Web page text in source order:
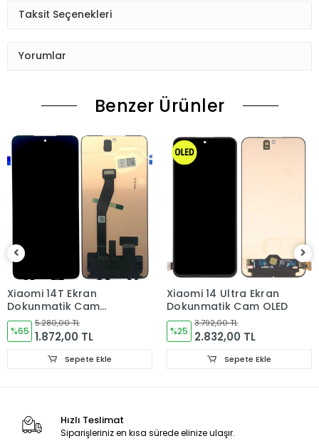
Siparişiniz kontrol ediniz.Telefon adres email gibi yanlışlık
düzenlenmesini isteyiniz.
Sizinle irtibata gecektir.
ekranı dışardan deneyiniz.) halde test ediniz.Sorun cıkarsa
Sorun yoksa Montajına Başlayın Sorumluluk Size aittir.
Montajı yapılmış,yapıştırılmış,kullanılmış ürünlerin iade ve
değişimi yoktur.
Ürün Değişimlerinde KARGO bedeli Bize aittir.Ürün
iadelerinde Kargo Bedelleri Müşteriye yansıtılır.
Ürün Değişimler "Garanti ve iade" Kısmını takip ediniz.
Ekran Türü
Taksit Seçenekleri
Yorumlar
Benzer Ürünler
Xiaomi 14T Ekran
Dokunmatik Cam
ORJINAL
%65
5.280,00 TL
1.872,00 TL
Sepete Ekle
Xiaomi 14 Ultra Ekran
Dokunmatik Cam OLED
%25
3.792,00 TL
2.832,00 TL
Sepete Ekle
Hızlı Teslimat
Siparişleriniz en kısa sürede elinize ulaşır.